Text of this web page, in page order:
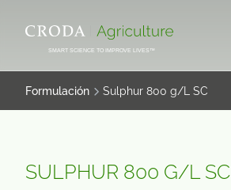
CONTENIDOSMART SCIENCE TO IMPROVE LIVES™
Formulación Sulphur 800 g/L SC
SULPHUR 800 G/L SC